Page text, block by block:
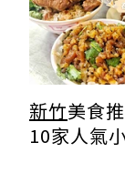
新竹美食
10家人氣